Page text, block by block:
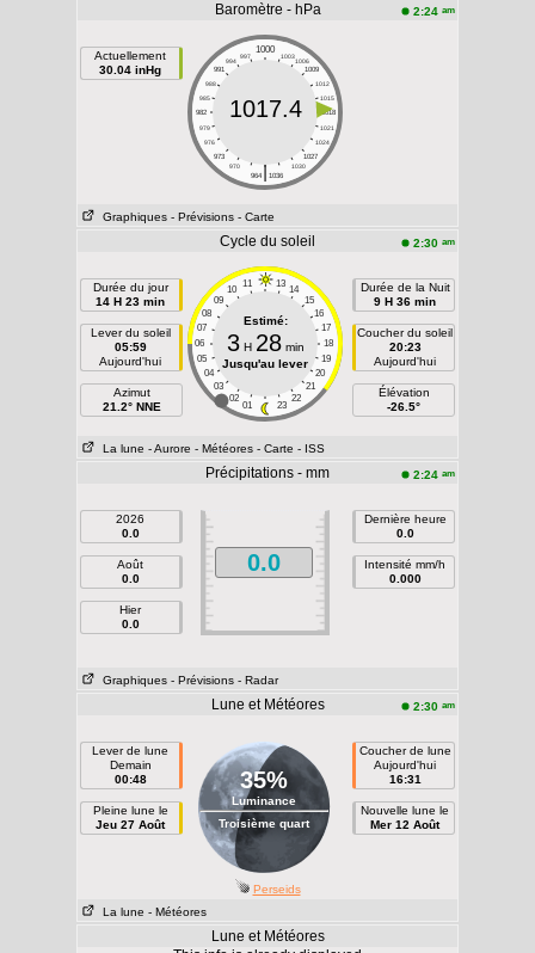
Baromètre - hPa 2:24 am
Actuellement
30.04 inHg
1000
997 1003
994
1006
991
1009
988
1012
985
1015
982
1018
979
1021
976
1024
973
1027
970
1030
|
964 1036
1017.4
Graphiques - Prévisions - Carte
Cycle du soleil 2:30 am
Durée du jour
14 H 23 min
Lever du soleil
05:59
Aujourd'hui
Azimut
21.2° NNE
11 13
10
14
09
15
08
16
07
17
06
18
05
19
04
20
03
21
02
22
01 23
Estimé:
3H 28min
Jusqu'au lever
Durée de la Nuit
9 H 36 min
Coucher du soleil
20:23
Aujourd'hui
Élévation
-26.5°
La lune - Aurore - Météores - Carte - ISS
Précipitations - mm 2:24 am
2026
0.0
Août
0.0
Hier
0.0
0.0
Dernière heure
0.0
Intensité mm/h
0.000
Graphiques - Prévisions - Radar
Lune et Météores 2:30 am
Lever de lune
Demain
00:48
Pleine lune le
Jeu 27 Août
35%
Luminance
Troisième quart
Coucher de lune
Aujourd'hui
16:31
Nouvelle lune le
Mer 12 Août
Perseids
La lune - Météores
Lune et Météores